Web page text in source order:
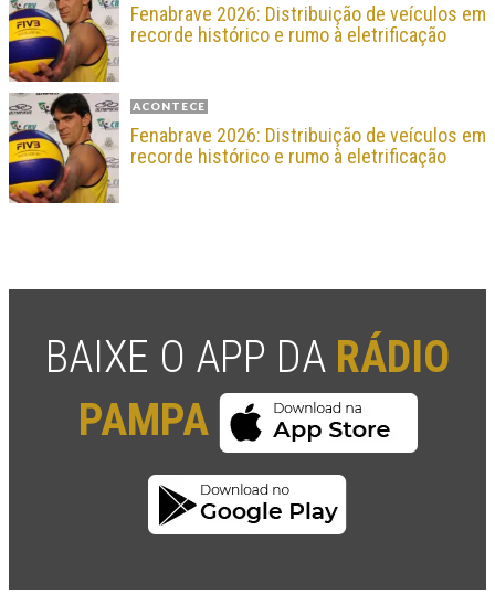
Fenabrave 2026: Distribuição de veículos em
recorde histórico e rumo à eletrificação
ACONTECE
Fenabrave 2026: Distribuição de veículos em
recorde histórico e rumo à eletrificação
BAIXE O APP DA RÁDIO
PAMPA